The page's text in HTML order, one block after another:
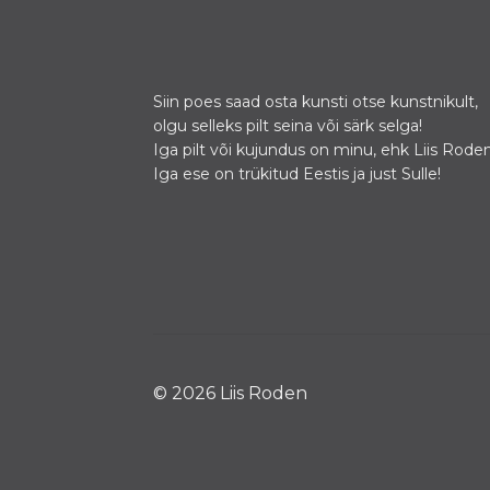
Siin poes saad osta kunsti otse kunstnikult,
olgu selleks pilt seina või särk selga!
Iga pilt või kujundus on minu, ehk Liis
Iga ese on trükitud Eestis ja just Sulle!
© 2026 Liis Roden